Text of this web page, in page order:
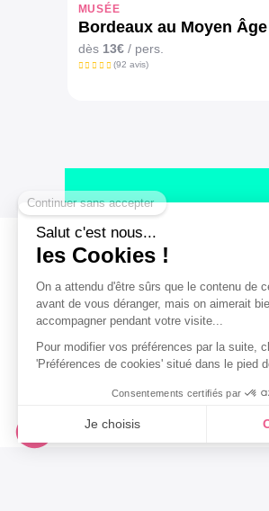
MUSÉE
Bordeaux au Moyen Âge
dès 13€/ pers.
(92 avis)
Mentions légales Conditions
© Office de Tourisme et des Congrès de